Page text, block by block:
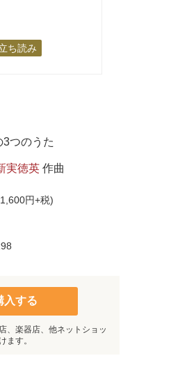
ち読み
つのうた
実徳英 作曲
円+税)
入する
、楽器店、他ネットショッ
ます。